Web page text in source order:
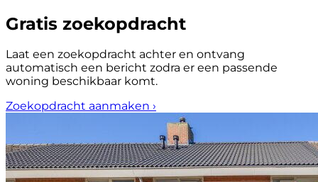
Gratis zoekopdracht
Laat een zoekopdracht achter en ontvang
automatisch een bericht zodra er een passende
woning beschikbaar komt.
Zoekopdracht aanmaken ›